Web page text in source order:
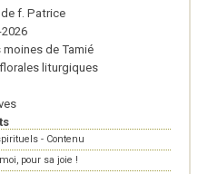
f. Patrice
de Tamié
liturgiques
- Contenu
pour sa joie !